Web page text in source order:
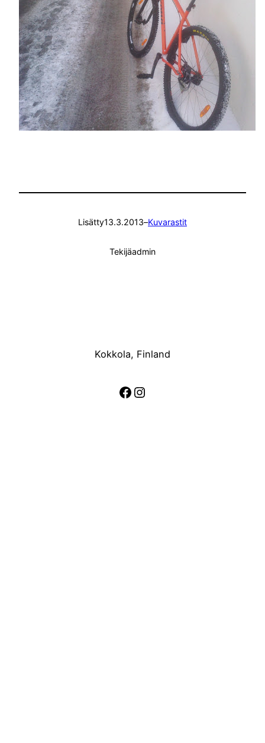
Lisätty13.3.2013–Kuvarastit
Tekijäadmin
Kokkola, Finland
Facebook
Instagram